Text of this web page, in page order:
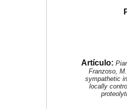
Artículo:
Franzoso,
sympathetic
locally